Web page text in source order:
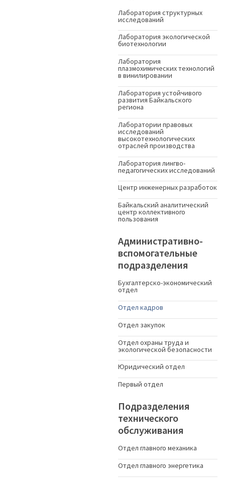
Лаборатория структурных
исследований
Лаборатория экологической
биотехнологии
Лаборатория
плазмохимических технологий
в винилировании
Лаборатория устойчивого
развития Байкальского
региона
Лаборатории правовых
исследований
высокотехнологических
отраслей производства
Лаборатория лингво-
педагогических исследований
Центр инженерных разработок
Байкальский аналитический
центр коллективного
пользования
Административно-
вспомогательные
подразделения
Бухгалтерско-экономический
отдел
Отдел кадров
Отдел закупок
Отдел охраны труда и
экологической безопасности
Юридический отдел
Первый отдел
Подразделения
технического
обслуживания
Отдел главного механика
Отдел главного энергетика